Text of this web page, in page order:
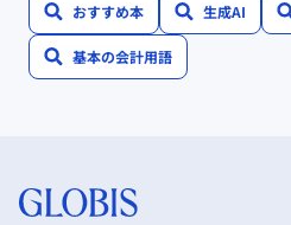
おすすめ本 生成AI
基本の会計用語